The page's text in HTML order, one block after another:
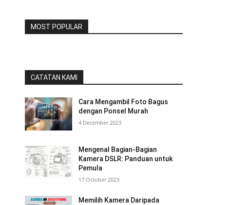
MOST POPULAR
CATATAN KAMI
Cara Mengambil Foto Bagus
dengan Ponsel Murah
4 December 2023
Mengenal Bagian-Bagian
Kamera DSLR: Panduan untuk
Pemula
17 October 2023
Memilih Kamera Daripada